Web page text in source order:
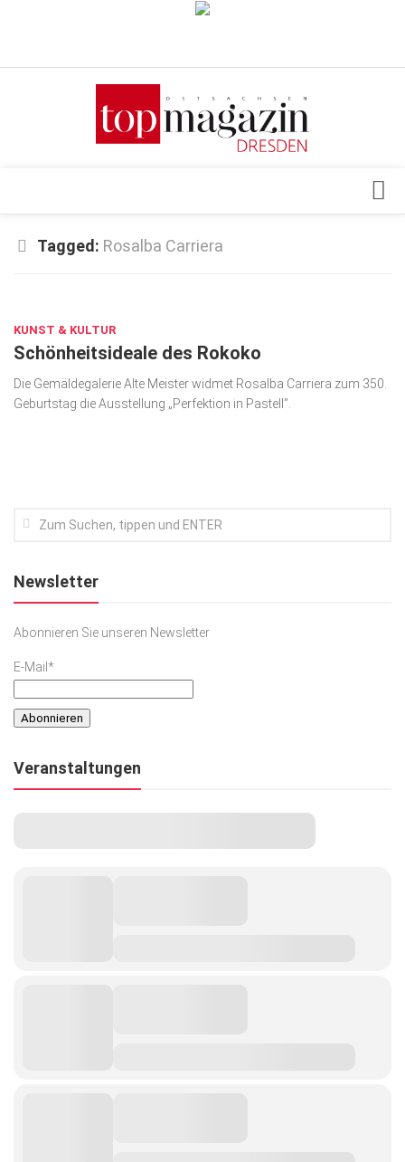
Verkaufsstellen
Top Gesundheitsforum Dresden / Ostsachsen
Geschäft
gesund & schön
Gesellschaft
Podcast
SACHSEN IN PARIS
Tagged: Rosalba Carriera
KUNST & KULTUR
Schönheitsideale des Rokoko
Die Gemälde­ga­lerie Alte Meister widmet Rosalba Carriera zum 350.
Geburtstag die Aus­stellung „Perfektion in Pastell”.
Newsletter
Abonnieren Sie unseren Newsletter
E-Mail*
Veranstaltungen